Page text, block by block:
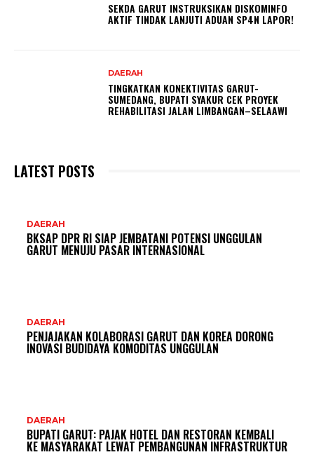
SEKDA GARUT INSTRUKSIKAN DISKOMINFO
AKTIF TINDAK LANJUTI ADUAN SP4N LAPOR!
DAERAH
TINGKATKAN KONEKTIVITAS GARUT-
SUMEDANG, BUPATI SYAKUR CEK PROYEK
REHABILITASI JALAN LIMBANGAN–SELAAWI
LATEST POSTS
DAERAH
BKSAP DPR RI SIAP JEMBATANI POTENSI UNGGULAN
GARUT MENUJU PASAR INTERNASIONAL
DAERAH
PENJAJAKAN KOLABORASI GARUT DAN KOREA DORONG
INOVASI BUDIDAYA KOMODITAS UNGGULAN
DAERAH
BUPATI GARUT: PAJAK HOTEL DAN RESTORAN KEMBALI
KE MASYARAKAT LEWAT PEMBANGUNAN INFRASTRUKTUR